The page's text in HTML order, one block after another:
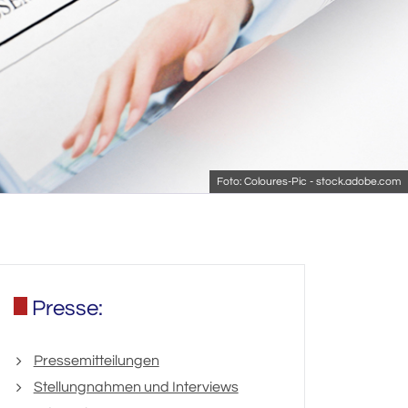
Foto: Coloures-Pic - stock.adobe.com
Presse:
Pressemitteilungen
Stellungnahmen und Interviews